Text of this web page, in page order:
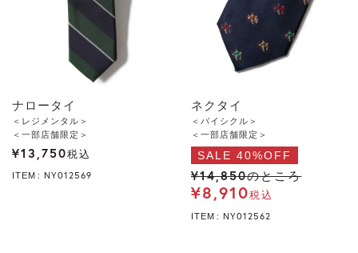
ナロータイ
＜レジメンタル＞
＜一部店舗限定＞
¥13,750税込
ITEM NY012569
ネクタイ
＜バイシクル＞
＜一部店舗限定＞
SALE 40%OFF
¥14,850のところ
¥8,910税込
ITEM NY012562